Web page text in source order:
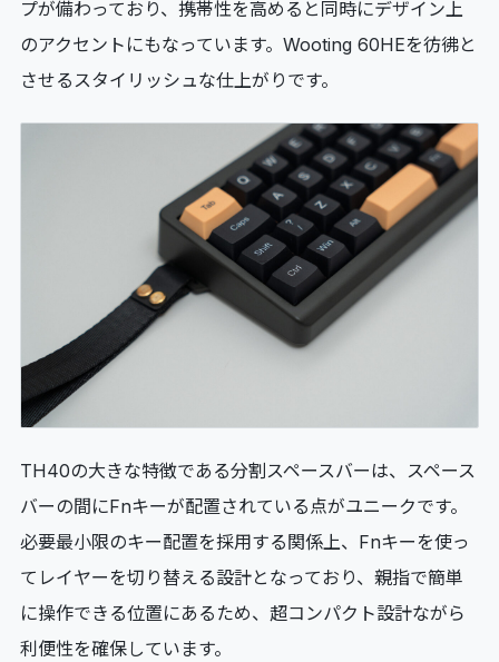
プが備わっており、携帯性を高めると同時にデザイン上
のアクセントにもなっています。Wooting 60HEを彷彿と
させるスタイリッシュな仕上がりです。
TH40の大きな特徴である分割スペースバーは、スペース
バーの間にFnキーが配置されている点がユニークです。
必要最小限のキー配置を採用する関係上、Fnキーを使っ
てレイヤーを切り替える設計となっており、親指で簡単
に操作できる位置にあるため、超コンパクト設計ながら
利便性を確保しています。